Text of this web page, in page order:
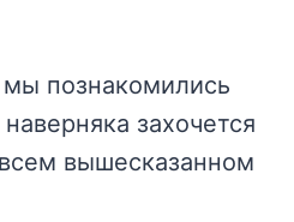
мы познакомились
захочется
вышесказанном